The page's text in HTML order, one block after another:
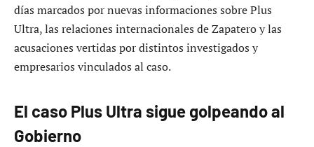
días marcados por nuevas informaciones sobre Plus
Ultra, las relaciones internacionales de Zapatero y las
acusaciones vertidas por distintos investigados y
empresarios vinculados al caso.
El caso Plus Ultra sigue golpeando al
Gobierno